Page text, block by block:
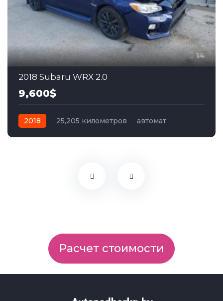
14
2018 Subaru WRX 2.0
9,600$
2018 25,205 километров
автомат
Расчет стоимости